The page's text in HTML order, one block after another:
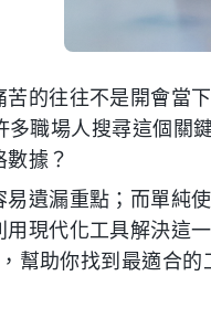
的往往不是開會當
多職場人搜尋這個關
據？
遺漏重點；而單純
現代化工具解決這
幫助你找到最適合的